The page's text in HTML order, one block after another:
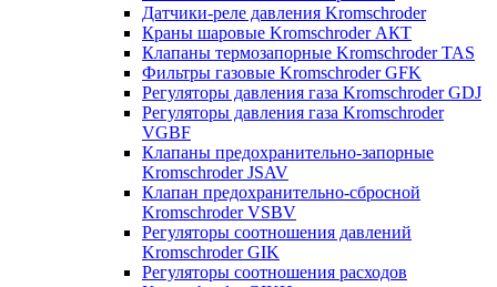
Датчики-реле давления Kromschroder
Краны шаровые Kromschroder АКТ
Клапаны термозапорные Kromschroder TAS
Фильтры газовые Kromschroder GFK
Регуляторы давления газа Kromschroder GDJ
Регуляторы давления газа Kromschroder
VGBF
Клапаны предохранительно-запорные
Kromschroder JSAV
Клапан предохранительно-сбросной
Kromschroder VSBV
Регуляторы соотношения давлений
Kromschroder GIK
Регуляторы соотношения расходов